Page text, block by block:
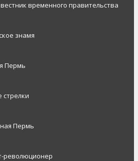
временного правительства
знамя
Пермь
стрелки
Пермь
революционер